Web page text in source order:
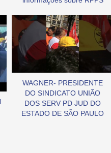
WAGNER- PRESIDENTE
DO SINDICATO UNIÃO
DOS SERV PD JUD DO
ESTADO DE SÃO PAULO